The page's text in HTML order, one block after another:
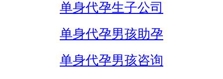
单身代孕生子公司
单身代孕男孩助孕
单身代孕男孩咨询